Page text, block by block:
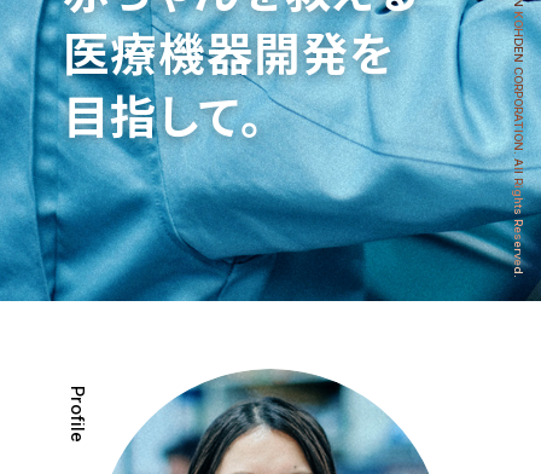
募集要項
ENTRY Copyright © NIHON KOHDEN CORPORATION. All Rights Reserved.
医療機器開発を
目指して。
Profile